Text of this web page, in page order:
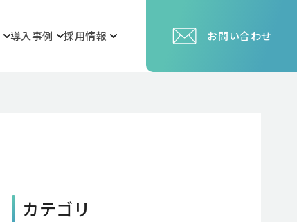
導入事例 採用情報 お問い合わせ
カテゴリ